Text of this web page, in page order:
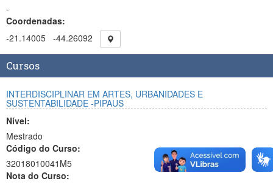
-
Coordenadas:
-21.14005 -44.26092
Cursos
INTERDISCIPLINAR EM ARTES, URBANIDADES E
SUSTENTABILIDADE -PIPAUS
Nível:
Mestrado
Código do Curso:
32018010041M5
Nota do Curso: